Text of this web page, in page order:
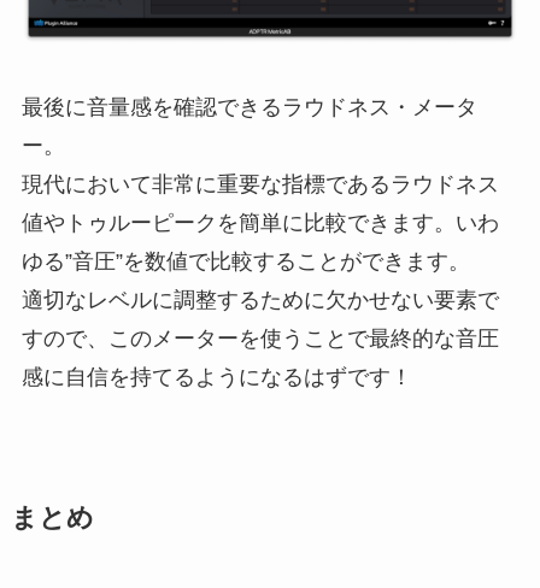
最後に音量感を確認できるラウドネス・メータ
ー。
現代において非常に重要な指標であるラウドネス
値やトゥルーピークを簡単に比較できます。いわ
ゆる”音圧”を数値で比較することができます。
適切なレベルに調整するために欠かせない要素で
すので、このメーターを使うことで最終的な音圧
感に自信を持てるようになるはずです！
まとめ